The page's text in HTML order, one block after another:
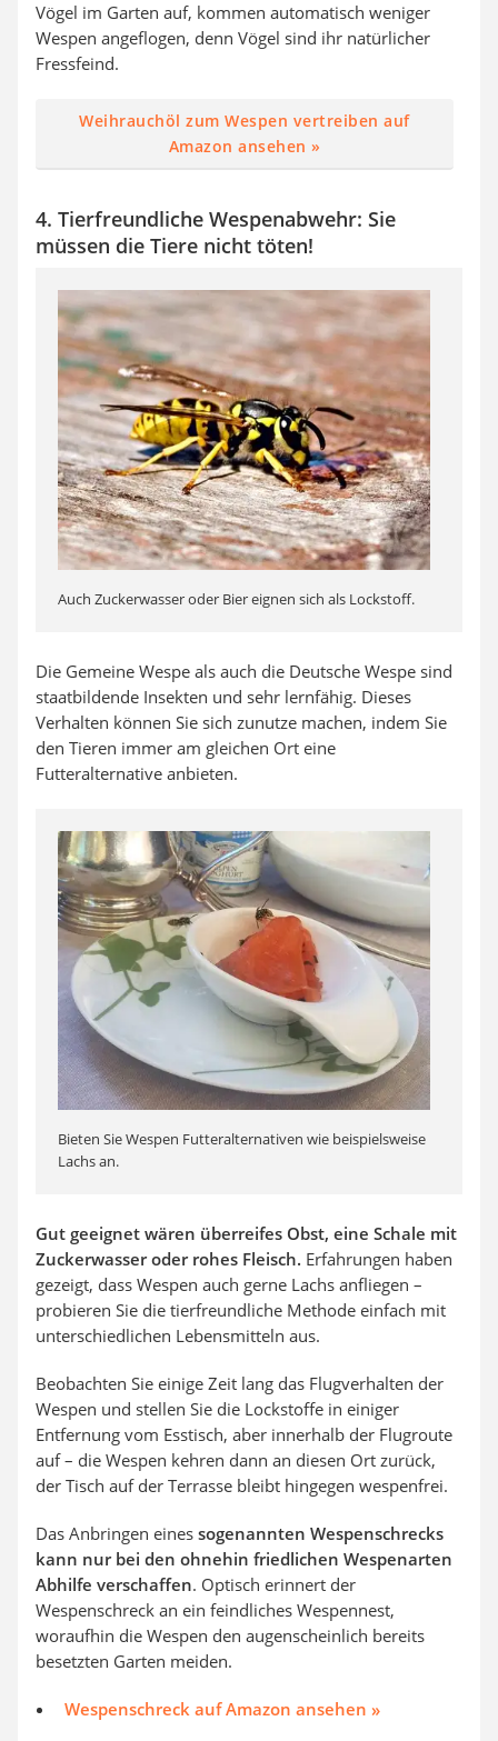
Vögel im Garten auf, kommen automatisch weniger
Wespen angeflogen, denn Vögel sind ihr natürlicher
Fressfeind.
Weihrauchöl zum Wespen vertreiben auf
Amazon ansehen »
4. Tierfreundliche Wespenabwehr: Sie
müssen die Tiere nicht töten!
Auch Zuckerwasser oder Bier eignen sich als Lockstoff.
Die Gemeine Wespe als auch die Deutsche Wespe sind
staatbildende Insekten und sehr lernfähig. Dieses
Verhalten können Sie sich zunutze machen, indem Sie
den Tieren immer am gleichen Ort eine
Futteralternative anbieten.
Bieten Sie Wespen Futteralternativen wie beispielsweise
Lachs an.
Gut geeignet wären überreifes Obst, eine Schale mit
Zuckerwasser oder rohes Fleisch. Erfahrungen haben
gezeigt, dass Wespen auch gerne Lachs anfliegen –
probieren Sie die tierfreundliche Methode einfach mit
unterschiedlichen Lebensmitteln aus.
Beobachten Sie einige Zeit lang das Flugverhalten der
Wespen und stellen Sie die Lockstoffe in einiger
Entfernung vom Esstisch, aber innerhalb der Flugroute
auf – die Wespen kehren dann an diesen Ort zurück,
der Tisch auf der Terrasse bleibt hingegen wespenfrei.
Das Anbringen eines sogenannten Wespenschrecks
kann nur bei den ohnehin friedlichen Wespenarten
Abhilfe verschaffen. Optisch erinnert der
Wespenschreck an ein feindliches Wespennest,
woraufhin die Wespen den augenscheinlich bereits
besetzten Garten meiden.
Wespenschreck auf Amazon ansehen »